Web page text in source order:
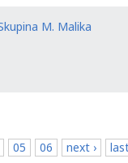
M. Malika
05 06 next ›